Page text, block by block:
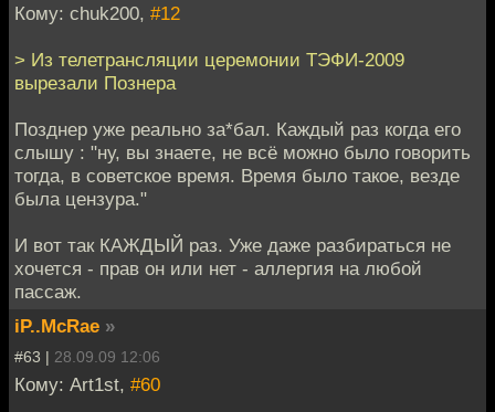
Кому: chuk200, #12
> Из телетрансляции церемонии ТЭФИ-2009
вырезали Познера
Позднер уже реально за*бал. Каждый раз когда его
слышу : "ну, вы знаете, не всё можно было говорить
тогда, в советское время. Время было такое, везде
была цензура."
И вот так КАЖДЫЙ раз. Уже даже разбираться не
хочется - прав он или нет - аллергия на любой
пассаж.
iP..McRae »
#63 | 28.09.09 12:06
Кому: Art1st, #60